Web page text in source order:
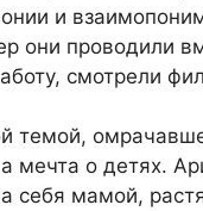
и
они проводили
смотрели
темой,
мечта о детях.
себя мамой,